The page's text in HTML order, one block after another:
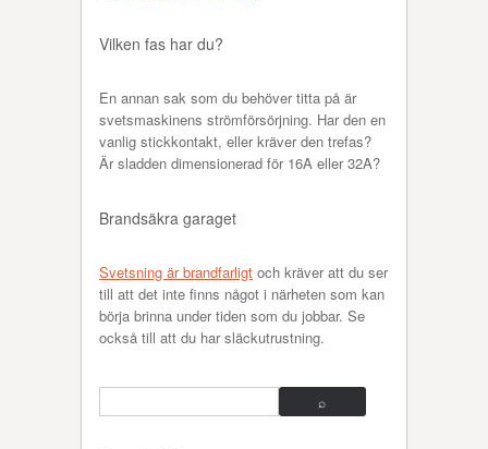
Vilken fas har du?
En annan sak som du behöver titta på är
svetsmaskinens strömförsörjning. Har den en
vanlig stickkontakt, eller kräver den trefas?
Är sladden dimensionerad för 16A eller 32A?
Brandsäkra garaget
Svetsning är brandfarligt och kräver att du ser
till att det inte finns något i närheten som kan
börja brinna under tiden som du jobbar. Se
också till att du har släckutrustning.